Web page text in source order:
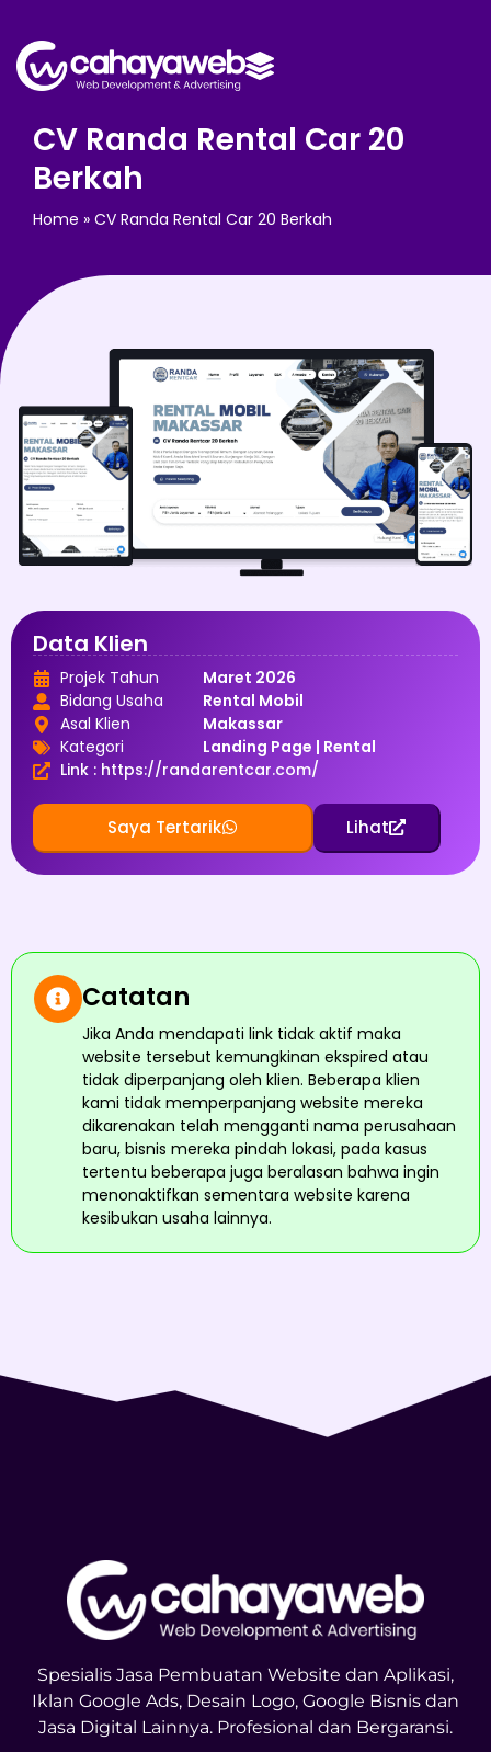
CV Randa Rental Car 20
Berkah
Home » CV Randa Rental Car 20 Berkah
Data Klien
Projek Tahun
Maret 2026
Bidang Usaha
Rental Mobil
Asal Klien
Makassar
Kategori
Landing Page | Rental
Link : https://randarentcar.com/
Saya Tertarik Lihat
Catatan
Jika Anda mendapati link tidak aktif maka
website tersebut kemungkinan ekspired atau
tidak diperpanjang oleh klien. Beberapa klien
kami tidak memperpanjang website mereka
dikarenakan telah mengganti nama perusahaan
baru, bisnis mereka pindah lokasi, pada kasus
tertentu beberapa juga beralasan bahwa ingin
menonaktifkan sementara website karena
kesibukan usaha lainnya.
Spesialis Jasa Pembuatan Website dan Aplikasi,
Iklan Google Ads, Desain Logo, Google Bisnis dan
Jasa Digital Lainnya. Profesional dan Bergaransi.